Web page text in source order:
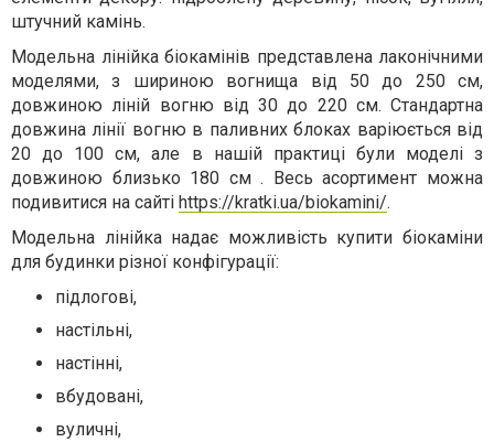
штучний камінь.
Модельна лінійка біокамінів представлена лаконічними
моделями, з шириною вогнища від 50 до 250 см,
довжиною ліній вогню від 30 до 220 см. Стандартна
довжина лінії вогню в паливних блоках варіюється від
20 до 100 см, але в нашій практиці були моделі з
довжиною близько 180 см . Весь асортимент можна
подивитися на сайті https://kratki.ua/biokamini/.
Модельна лінійка надає можливість купити біокаміни
для будинки різної конфігурації:
підлогові,
настільні,
настінні,
вбудовані,
вуличні,